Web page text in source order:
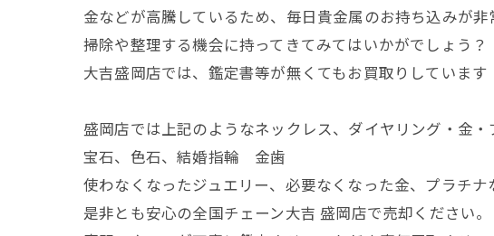
金などが高騰しているため、毎日貴金属のお持ち込みが非
掃除や整理する機会に持ってきてみてはいかがでしょう？
大吉盛岡店では、鑑定書等が無くてもお買取りしています
盛岡店では上記のようなネックレス、ダイヤリング・金・
宝石、色石、結婚指輪 金歯
使わなくなったジュエリー、必要なくなった金、プラチナ
是非とも安心の全国チェーン大吉 盛岡店で売却ください。